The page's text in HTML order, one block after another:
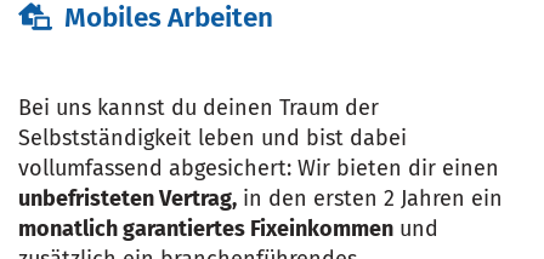
Mobiles Arbeiten
Bei uns kannst du deinen Traum der
Selbstständigkeit leben und bist dabei
vollumfassend abgesichert: Wir bieten dir einen
unbefristeten Vertrag, in den ersten 2 Jahren ein
monatlich garantiertes Fixeinkommen und